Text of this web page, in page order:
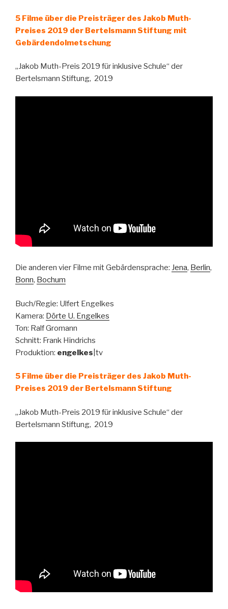
5 Filme über die Preisträger des Jakob Muth-
Preises 2019 der Bertelsmann Stiftung mit
Gebärdendolmetschung
„Jakob Muth-Preis 2019 für inklusive Schule“ der
Bertelsmann Stiftung, 2019
Die anderen vier Filme mit Gebärdensprache: Jena, Berlin,
Bonn, Bochum
Buch/Regie: Ulfert Engelkes
Kamera: Dörte U. Engelkes
Ton: Ralf Gromann
Schnitt: Frank Hindrichs
Produktion: engelkes |tv
5 Filme über die Preisträger des Jakob Muth-
Preises 2019 der Bertelsmann Stiftung
„Jakob Muth-Preis 2019 für inklusive Schule“ der
Bertelsmann Stiftung, 2019